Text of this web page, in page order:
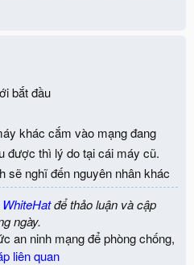
bắt đầu
khác cắm vào mạng đang
được thì lý do tại cái máy cũ.
sẽ nghĩ đến nguyên nhân khác
để thảo luận và cập
ngày.
an ninh mạng để phòng chống,
liên quan